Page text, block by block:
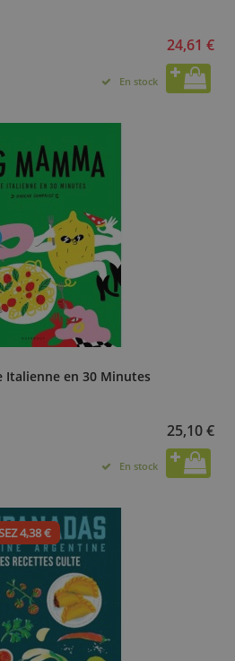
24,61 €
En stock
Italienne en 30 Minutes
25,10 €
En stock
4,38 €